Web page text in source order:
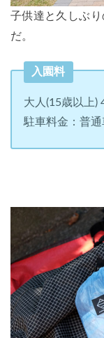
子供達と久しぶ
だ。
入園料
大人(15歳以上)
駐車料金：普通